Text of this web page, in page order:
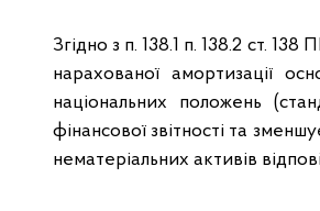
Згідно з п. 138.1 п. 138.2 ст.
нарахованої амортизації
національних положень
фінансової звітності та
нематеріальних активів